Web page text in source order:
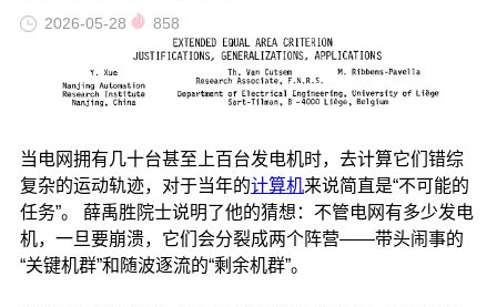
2026-05-28 858
当电网拥有几十台甚至上百台发电机时，去计算它们错综
复杂的运动轨迹，对于当年的计算机来说简直是“不可能的
任务”。 薛禹胜院士说明了他的猜想：不管电网有多少发电
机，一旦要崩溃，它们会分裂成两个阵营——带头闹事的
“关键机群”和随波逐流的“剩余机群”。